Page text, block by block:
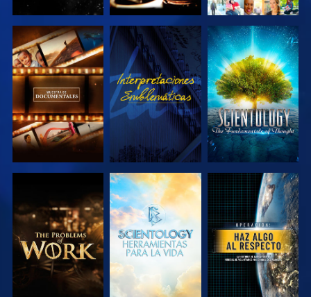
EXPLORA LAS
SERIES
VE
EXPLORA LAS
SERIES
EXPLORA LAS
SERIES
EXPLORA LAS
SERIES
VE